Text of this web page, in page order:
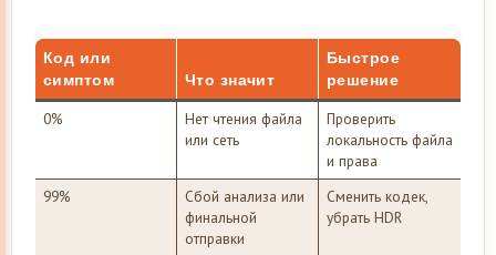
Код или
симптом
Что значит
Быстрое
решение
0%
Нет чтения файла
или сеть
Проверить
локальность файла
и права
99%
Сбой анализа или
финальной
отправки
Сменить кодек,
убрать HDR